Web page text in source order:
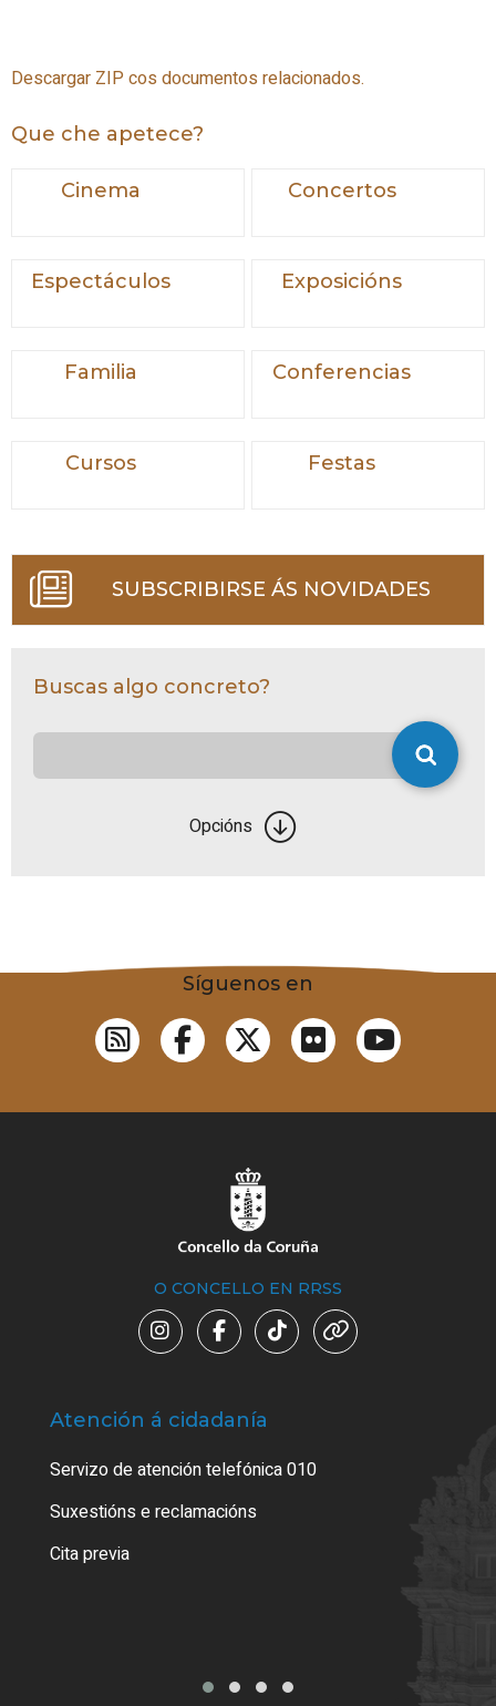
Descargar ZIP cos documentos relacionados.
Que che apetece?
Cinema Concertos
Espectáculos Exposicións
Familia Conferencias
Cursos Festas
SUBSCRIBIRSE ÁS NOVIDADES
Buscas algo concreto?
Opcións
Síguenos en
O CONCELLO EN RRSS
Atención á cidadanía
Servizo de atención telefónica 010
Suxestións e reclamacións
Cita previa